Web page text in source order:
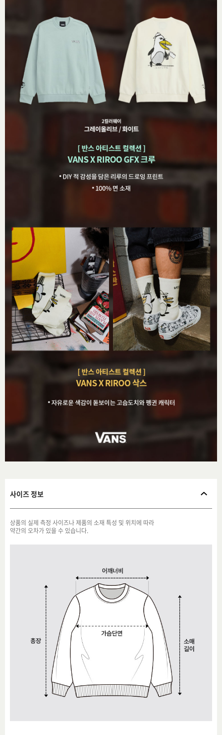
사이즈 정보
상품의 실제 측정 사이즈나 제품의 소재 특성 및 위치에 따라
약간의 오차가 있을 수 있습니다.